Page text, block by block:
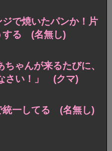
で焼いたパンか！片
する (名無し)
ゃんが来るたびに、
さい！」 (クマ)
統一してる (名無し)